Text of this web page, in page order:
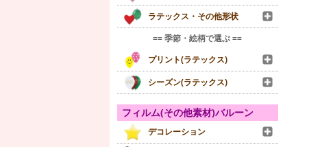
ラテックス・その他形状
== 季節・絵柄で選ぶ ==
プリント(ラテックス)
シーズン(ラテックス)
フィルム(その他素材)バルーン
デコレーション